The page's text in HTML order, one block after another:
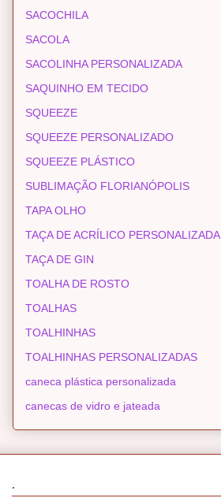
SACOCHILA
SACOLA
SACOLINHA PERSONALIZADA
SAQUINHO EM TECIDO
SQUEEZE
SQUEEZE PERSONALIZADO
SQUEEZE PLÁSTICO
SUBLIMAÇÃO FLORIANÓPOLIS
TAPA OLHO
TAÇA DE ACRÍLICO PERSONALIZADA
TAÇA DE GIN
TOALHA DE ROSTO
TOALHAS
TOALHINHAS
TOALHINHAS PERSONALIZADAS
caneca plástica personalizada
canecas de vidro e jateada
.